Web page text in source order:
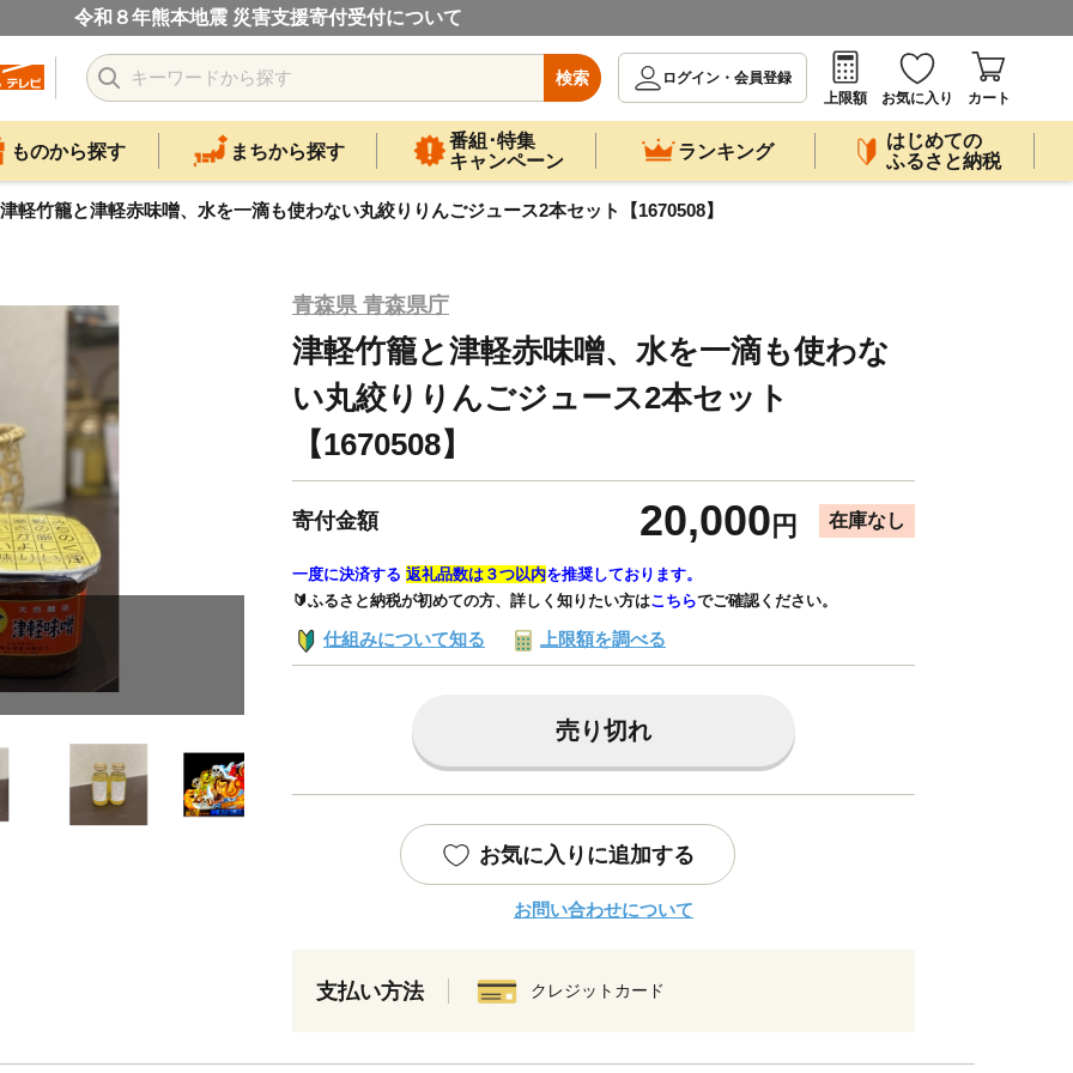
令和８年熊本地震 災害支援寄付受付について
検索
ログイン・会員登録
上限額
お気に入り カート
ものから探す まちから探す
番組･特集
キャンペーン
ランキング
はじめての
ふるさと納税
津軽竹籠と津軽赤味噌、水を一滴も使わない丸絞りりんごジュース2本セット【1670508】
青森県 青森県庁
津軽竹籠と津軽赤味噌、水を一滴も使わな
い丸絞りりんごジュース2本セット
【1670508】
寄付金額 20,000 円 在庫なし
一度に決済する 返礼品数は３つ以内を推奨しております。
🔰ふるさと納税が初めての方、詳しく知りたい方はこちらでご確認ください。
仕組みについて知る 上限額を調べる
売り切れ
お気に入りに追加する
お問い合わせについて
支払い方法 クレジットカード